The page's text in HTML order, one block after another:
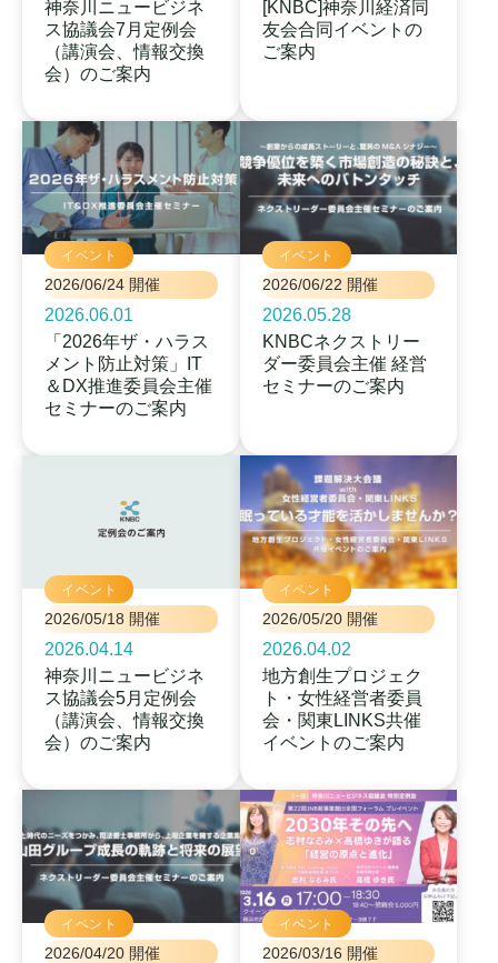
神奈川ニュービジネ
ス協議会7月定例会
（講演会、情報交換
会）のご案内
[KNBC]神奈川経済同
友会合同イベントの
ご案内
2026/06/24 開催
イベント
2026.06.01
「2026年ザ・ハラス
メント防止対策」IT
＆DX推進委員会主催
セミナーのご案内
2026/06/22 開催
イベント
2026.05.28
KNBCネクストリー
ダー委員会主催 経営
セミナーのご案内
2026/05/18 開催
イベント
2026.04.14
神奈川ニュービジネ
ス協議会5月定例会
（講演会、情報交換
会）のご案内
2026/05/20 開催
イベント
2026.04.02
地方創生プロジェク
ト・女性経営者委員
会・関東LINKS共催
イベントのご案内
2026/04/20 開催
イベント
2026/03/16 開催
イベント